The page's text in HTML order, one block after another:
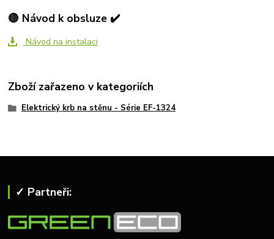
🔴 Návod k obsluze ✔️
Návod na instalaci
Zboží zařazeno v kategoriích
Elektrický krb na stěnu - Série EF-1324
✓ Partneři: